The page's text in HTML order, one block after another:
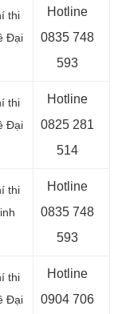
thi
Đại
Hotline
0835 748
593
thi
Đại
Hotline
0825 281
514
thi
Hotline
0835 748
593
thi
Đại
Hotline
0904 706